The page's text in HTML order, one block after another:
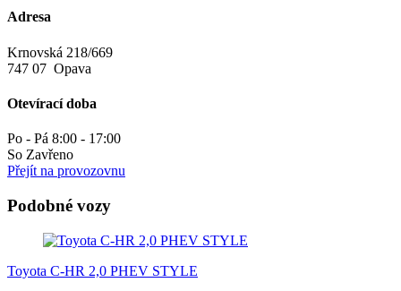
Adresa
Krnovská 218/669
747 07 Opava
Otevírací doba
Po - Pá 8:00 - 17:00
So Zavřeno
Přejít na provozovnu
Podobné vozy
Toyota C-HR 2,0 PHEV STYLE